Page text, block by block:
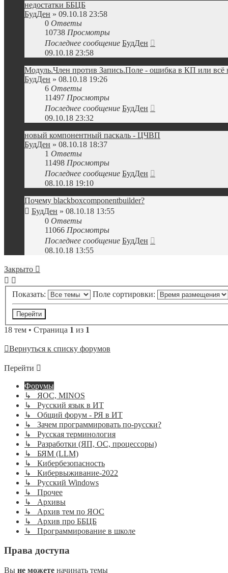
недостатки ББЦБ
БудДен » 09.10.18 23:58
0 Ответы
10738 Просмотры
Последнее сообщение БудДен
09.10.18 23:58
Модуль.Член против Запись.Поле - ошибка в КП или всё
БудДен » 08.10.18 19:26
6 Ответы
11497 Просмотры
Последнее сообщение БудДен
09.10.18 23:32
новый компонентный паскаль - ЦЧВП
БудДен » 08.10.18 18:37
1 Ответы
11498 Просмотры
Последнее сообщение БудДен
08.10.18 19:10
Почему blackboxcomponentbuilder?
БудДен » 08.10.18 13:55
0 Ответы
11066 Просмотры
Последнее сообщение БудДен
08.10.18 13:55
Закрыто
Показать: Поле сортировки:
18 тем • Страница 1 из 1
Вернуться к списку форумов
Перейти
Форумы
↳ ЯОС, MINOS
↳ Русский язык в ИТ
↳ Общий форум - РЯ в ИТ
↳ Зачем программировать по-русски?
↳ Русская терминология
↳ Разработки (ЯП, ОС, процессоры)
↳ БЯМ (LLM)
↳ Кибербезопасность
↳ Кибервыживание-2022
↳ Русский Windows
↳ Прочее
↳ Архивы
↳ Архив тем по ЯОС
↳ Архив про ББЦБ
↳ Программирование в школе
Права доступа
Вы не можете начинать темы